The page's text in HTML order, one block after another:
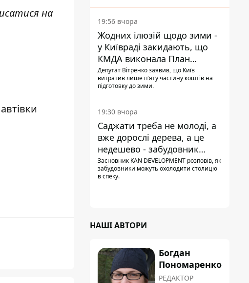
на
19:56 вчора
Жодних ілюзій щодо зими -
у Київраді закидають, що
КМДА виконала План
стійкості на 20%
Депутат Вітренко заявив, що Київ
витратив лише п'яту частину коштів на
підготовку до зими.
19:30 вчора
Саджати треба не молоді, а
вже дорослі дерева, а це
недешево - забудовник
Ніконов
Засновник KAN DEVELOPMENT розповів, як
забудовники можуть охолодити столицю
в спеку.
НАШІ АВТОРИ
Богдан
Пономаренко
РЕДАКТОР